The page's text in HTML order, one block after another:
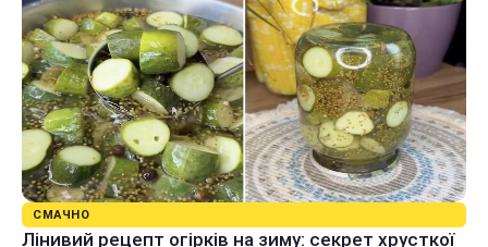
СМАЧНО
Лінивий рецепт огірків на зиму: секрет хрусткої